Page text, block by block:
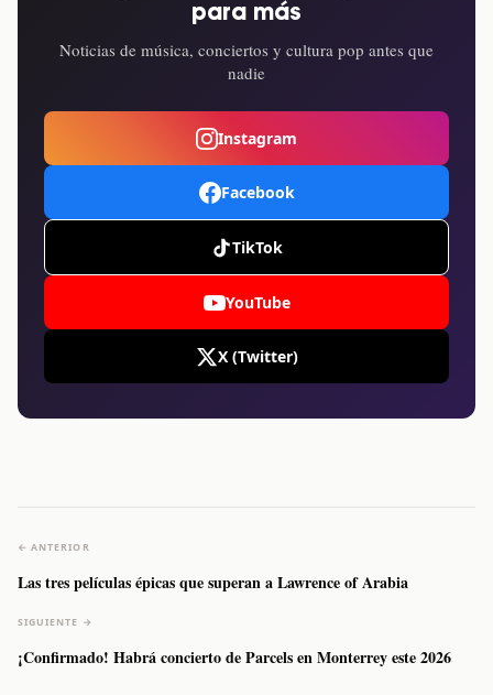
para más
Noticias de música, conciertos y cultura pop antes que
nadie
Instagram
Facebook
TikTok
YouTube
X (Twitter)
← ANTERIOR
Las tres películas épicas que superan a Lawrence of Arabia
SIGUIENTE →
¡Confirmado! Habrá concierto de Parcels en Monterrey este 2026